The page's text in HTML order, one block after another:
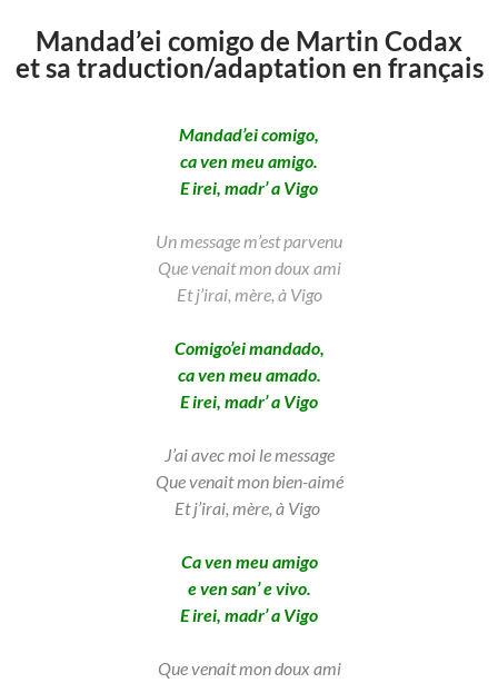
Mandad’ei comigo de Martin Codax
et sa traduction/adaptation en français
Mandad’ei comigo,
ca ven meu amigo.
E irei, madr’ a Vigo
Un message m’est parvenu
Que venait mon doux ami
Et j’irai, mère, à Vigo
Comigo’ei mandado,
ca ven meu amado.
E irei, madr’ a Vigo
J’ai avec moi le message
Que venait mon bien-aimé
Et j’irai, mère, à Vigo
Ca ven meu amigo
e ven san’ e vivo.
E irei, madr’ a Vigo
Que venait mon doux ami